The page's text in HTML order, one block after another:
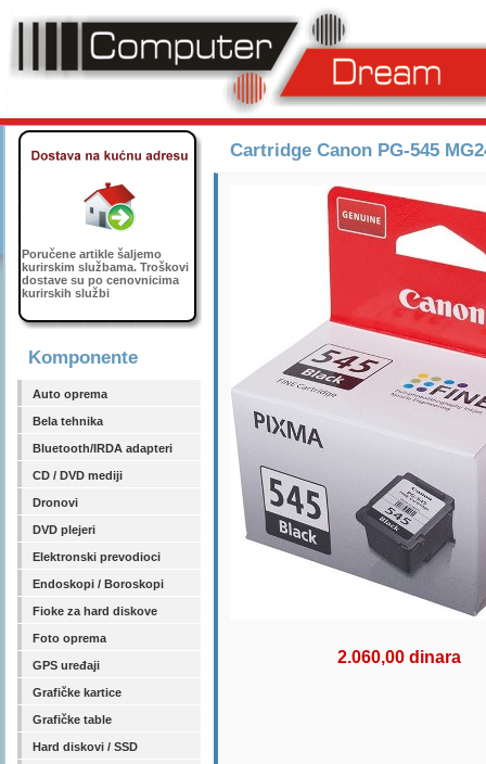
Poručene artikle šaljemo
kurirskim službama. Troškovi
dostave su po cenovnicima
kurirskih službi
Komponente
Auto oprema
Bela tehnika
Bluetooth/IRDA adapteri
CD / DVD mediji
Dronovi
DVD plejeri
Elektronski prevodioci
Endoskopi / Boroskopi
Fioke za hard diskove
Foto oprema
GPS uređaji
Grafičke kartice
Grafičke table
Hard diskovi / SSD
Cartridge Canon PG-545
2.060,00 dinara